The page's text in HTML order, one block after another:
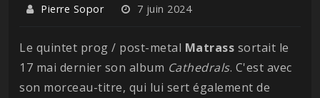
Pierre Sopor 7 juin 2024
Le quintet prog / post-metal Matrass sortait le
17 mai dernier son album Cathedrals. C'est avec
son morceau-titre, qui lui sert également de